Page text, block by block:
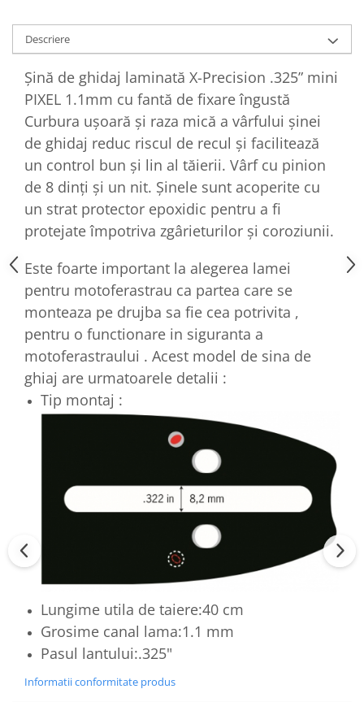
Descriere
Șină de ghidaj laminată X-Precision .325” mini
PIXEL 1.1mm cu fantă de fixare îngustă
Curbura ușoară și raza mică a vârfului șinei
de ghidaj reduc riscul de recul și facilitează
un control bun și lin al tăierii. Vârf cu pinion
de 8 dinți și un nit. Șinele sunt acoperite cu
un strat protector epoxidic pentru a fi
protejate împotriva zgârieturilor și coroziunii.
Este foarte important la alegerea lamei
pentru motoferastrau ca partea care se
monteaza pe drujba sa fie cea potrivita ,
pentru o functionare in siguranta a
motoferastraului . Acest model de sina de
ghiaj are urmatoarele detalii :
Tip montaj :
Lungime utila de taiere:40 cm
Grosime canal lama:1.1 mm
Pasul lantului:.325"
Informatii conformitate produs